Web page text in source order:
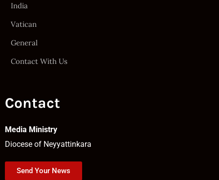
India
Vatican
General
Contact With Us
Contact
Media Ministry
Diocese of Neyyattinkara
Send Your News